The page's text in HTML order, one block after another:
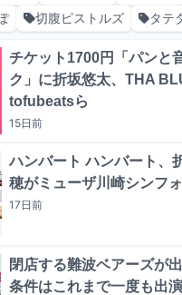
切腹ピストルズ タテ
チケット1700円「パンと
ク」に折坂悠太、THA
tofubeatsら
15日前
ハンバート ハンバート、
穂がミューザ川崎シンフ
17日前
閉店する難波ベアーズが
条件はこれまで一度も出